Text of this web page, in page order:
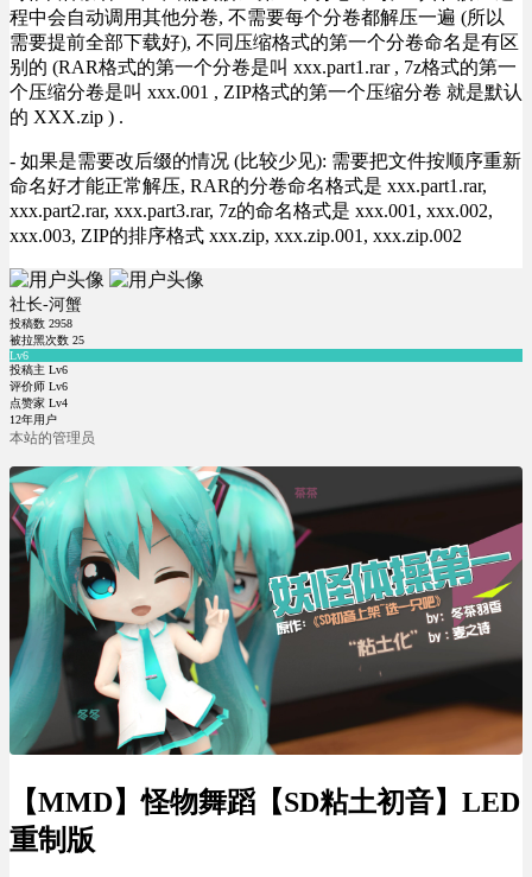
程中会自动调用其他分卷, 不需要每个分卷都解压一遍 (所以
需要提前全部下载好), 不同压缩格式的第一个分卷命名是有区
别的 (RAR格式的第一个分卷是叫 xxx.part1.rar , 7z格式的第一
个压缩分卷是叫 xxx.001 , ZIP格式的第一个压缩分卷 就是默认
的 XXX.zip ) .
- 如果是需要改后缀的情况 (比较少见): 需要把文件按顺序重新
命名好才能正常解压, RAR的分卷命名格式是 xxx.part1.rar,
xxx.part2.rar, xxx.part3.rar, 7z的命名格式是 xxx.001, xxx.002,
xxx.003, ZIP的排序格式 xxx.zip, xxx.zip.001, xxx.zip.002
社长-河蟹
投稿数 2958
被拉黑次数 25
Lv6
投稿主 Lv6
评价师 Lv6
点赞家 Lv4
12年用户
本站的管理员
【MMD】怪物舞蹈【SD粘土初音】LED
重制版